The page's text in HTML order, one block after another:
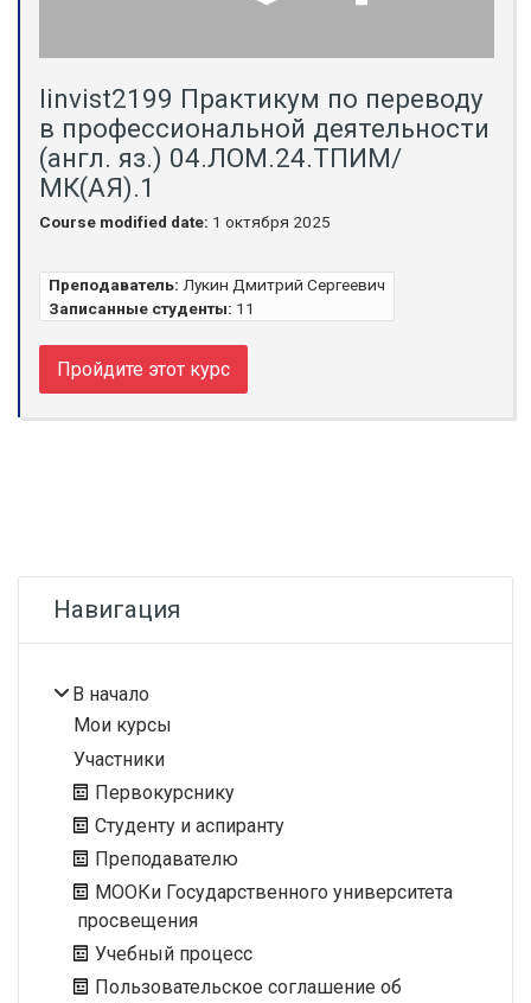
linvist2199 Практикум по переводу
в профессиональной деятельности
(англ. яз.) 04.ЛОМ.24.ТПИМ/
МК(АЯ).1
Course modified date: 1 октября 2025
Преподаватель: Лукин Дмитрий Сергеевич
Записанные студенты: 11
Пройдите этот курс
Навигация
В начало
Мои курсы
Участники
Первокурснику
Студенту и аспиранту
Преподавателю
МООКи Государственного университета
просвещения
Учебный процесс
Пользовательское соглашение об